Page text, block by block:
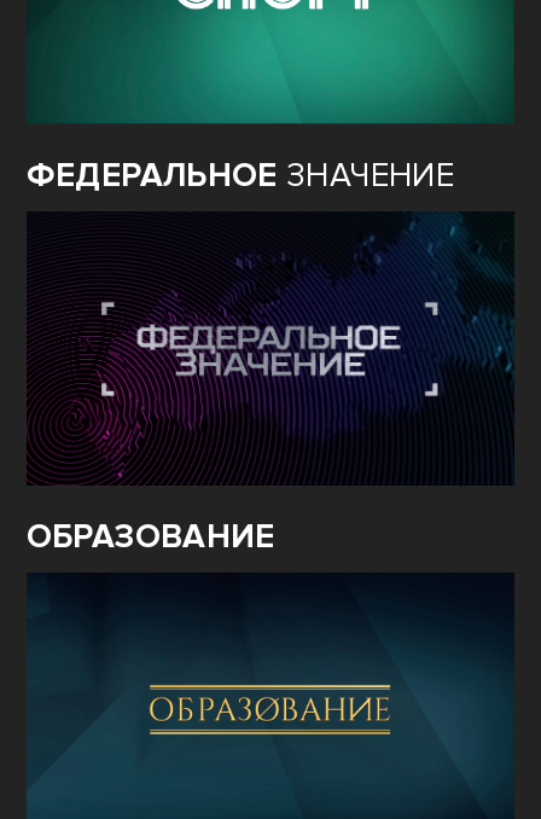
ФЕДЕРАЛЬНОЕ ЗНАЧЕНИЕ
ОБРАЗОВАНИЕ